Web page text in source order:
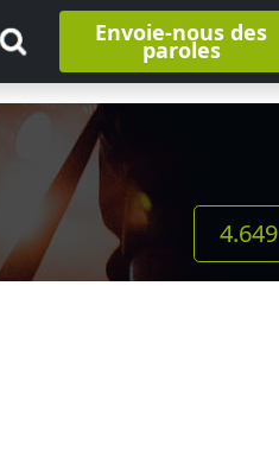
Envoie-nous des
paroles
4.649